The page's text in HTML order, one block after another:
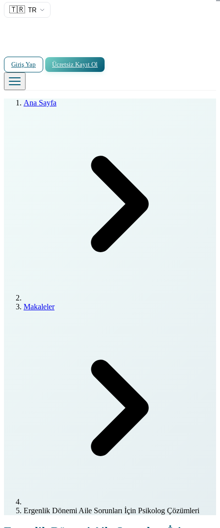
🇹🇷 TR
Giriş Yap Ücretsiz Kayıt Ol
Ana Sayfa
Makaleler
Ergenlik Dönemi Aile Sorunları İçin Psikolog Çözümleri